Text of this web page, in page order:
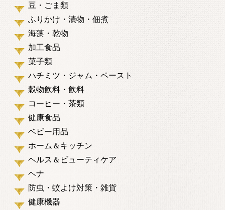
豆・ごま類
ふりかけ・漬物・佃煮
海藻・乾物
加工食品
菓子類
ハチミツ・ジャム・ペースト
穀物飲料・飲料
コーヒー・茶類
健康食品
ベビー用品
ホーム＆キッチン
ヘルス＆ビューティケア
ヘナ
防虫・蚊よけ対策・雑貨
健康機器